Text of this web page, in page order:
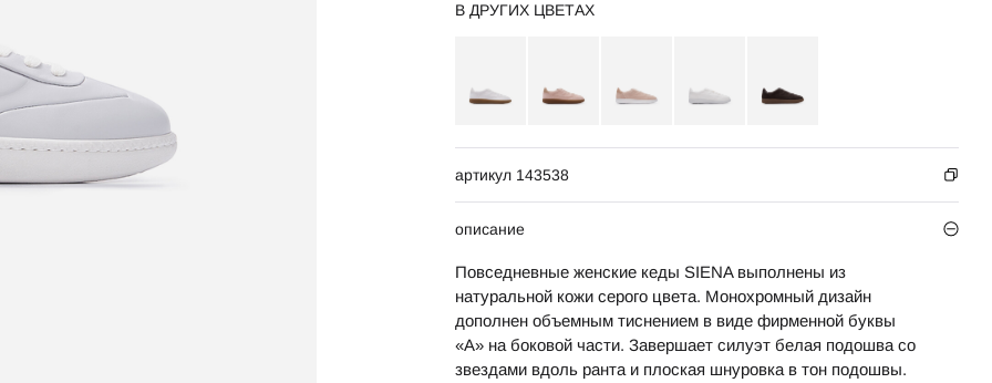
В ДРУГИХ ЦВЕТАХ
артикул 143538
описание
Повседневные женские кеды SIENA выполнены из
натуральной кожи серого цвета. Монохромный дизайн
дополнен объемным тиснением в виде фирменной буквы
«А» на боковой части. Завершает силуэт белая подошва со
звездами вдоль ранта и плоская шнуровка в тон подошвы.